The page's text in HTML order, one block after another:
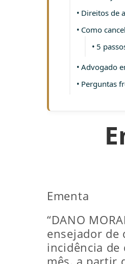
Direitos de
Como
5
Advogado
Perguntas
Ementa
“DANO
ensejador de
incidência de